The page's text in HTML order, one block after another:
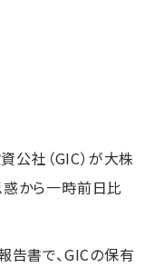
公社（GIC）が大株
から一時前日比
書で、GICの保有